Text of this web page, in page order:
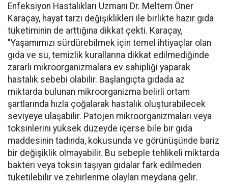
Enfeksiyon Hastalıkları Uzmanı Dr. Meltem Öner
Karaçay, hayat tarzı değişiklikleri ile birlikte hazır gıda
tüketiminin de arttığına dikkat çekti. Karaçay,
"Yaşamımızı sürdürebilmek için temel ihtiyaçlar olan
gıda ve su, temizlik kurallarına dikkat edilmediğinde
zararlı mikroorganizmalara ev sahipliği yaparak
hastalık sebebi olabilir. Başlangıçta gıdada az
miktarda bulunan mikroorganizma belirli ortam
şartlarında hızla çoğalarak hastalık oluşturabilecek
seviyeye ulaşabilir. Patojen mikroorganizmaları veya
toksinlerini yüksek düzeyde içerse bile bir gıda
maddesinin tadında, kokusunda ve görünüşünde bariz
bir değişiklik olmayabilir. Bu sebeple tehlikeli miktarda
bakteri veya toksin taşıyan gıdalar fark edilmeden
tüketilebilir ve zehirlenme olayları meydana gelir.